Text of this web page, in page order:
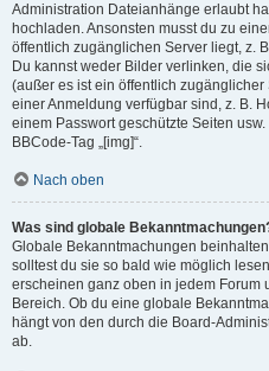
Administration Dateianhänge erlaubt
hochladen. Ansonsten musst du zu
öffentlich zugänglichen Server liegt, z.
Du kannst weder Bilder verlinken, die
(außer es ist ein öffentlich
einer Anmeldung verfügbar sind, z. B.
einem Passwort geschützte Seiten
BBCode-Tag „[img]“.
Nach oben
Was sind globale
Globale Bekanntmachungen
solltest du sie so bald wie möglich
erscheinen ganz oben in jedem
Bereich. Ob du eine globale
hängt von den durch die Board-
ab.